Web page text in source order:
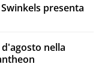
presenta
d'agosto nella